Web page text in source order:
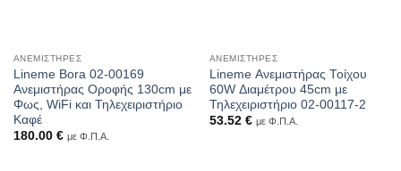
ΑΝΕΜΙΣΤΉΡΕΣ
Lineme Bora 02-00169
Ανεμιστήρας Οροφής 130cm με
Φως, WiFi και Τηλεχειριστήριο
Καφέ
180.00 € με Φ.Π.Α.
ΑΝΕΜΙΣΤΉΡΕΣ
Lineme Ανεμιστήρας Τοίχου
60W Διαμέτρου 45cm με
Τηλεχειριστήριο 02-00117-2
53.52 € με Φ.Π.Α.